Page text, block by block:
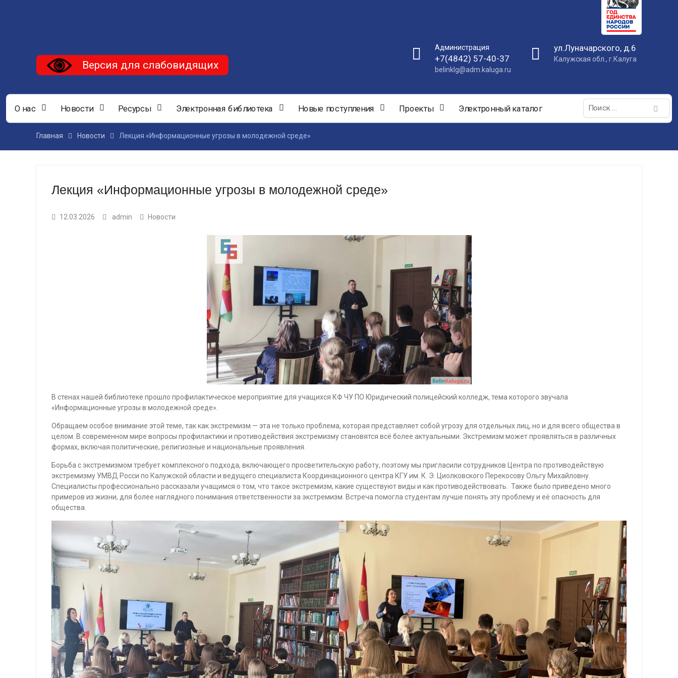
Администрация
+7(4842) 57-40-37
belinklg@adm.kaluga.ru
ул.Луначарского, д.6
Калужская обл., г.Калуга
Версия для слабовидящих
О нас Новости Ресурсы Электронная библиотека Новые поступления Проекты Электронный каталог
Поиск:
Главная Новости Лекция «Информационные угрозы в молодежной среде»
Лекция «Информационные угрозы в молодежной среде»
12.03.2026 admin Новости
В стенах нашей библиотеке прошло профилактическое мероприятие для учащихся КФ ЧУ ПО Юридический полицейский колледж, тема которого звучала
«Информационные угрозы в молодежной среде».
Обращаем особое внимание этой теме, так как экстремизм — эта не только проблема, которая представляет собой угрозу для отдельных лиц, но и для всего общества в
целом. В современном мире вопросы профилактики и противодействия экстремизму становятся всё более актуальными. Экстремизм может проявляться в различных
формах, включая политические, религиозные и национальные проявления.
Борьба с экстремизмом требует комплексного подхода, включающего просветительскую работу, поэтому мы пригласили сотрудников Центра по противодействую
экстремизму УМВД Росси по Калужской области и ведущего специалиста Координационного центра КГУ им. К. Э. Циолковского Перекосову Ольгу Михайловну.
Специалисты профессионально рассказали учащимся о том, что такое экстремизм, какие существуют виды и как противодействовать. Также было приведено много
примеров из жизни, для более наглядного понимания ответственности за экстремизм. Встреча помогла студентам лучше понять эту проблему и её опасность для
общества.